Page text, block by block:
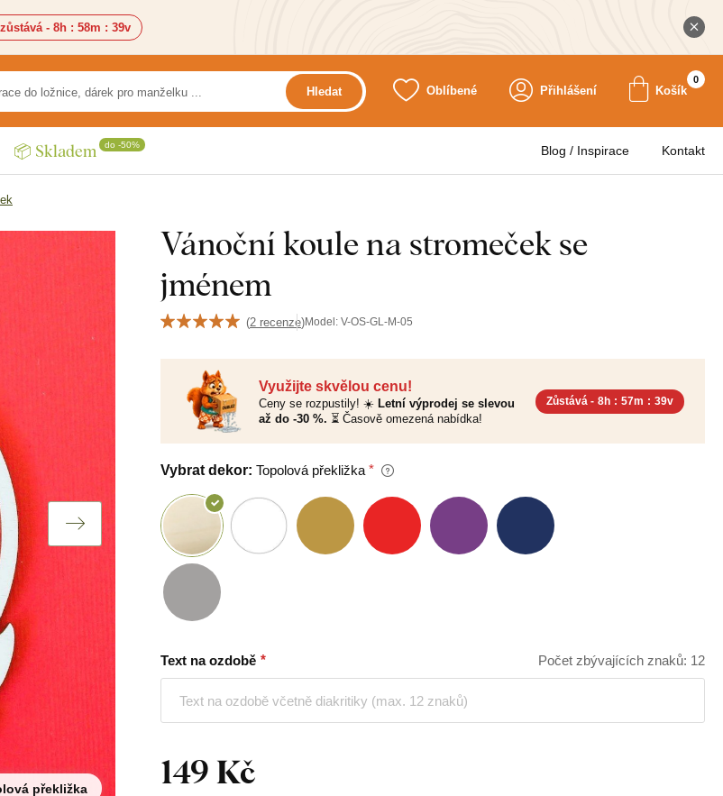
- 8h : 58m : 37v
Hledat Oblíbené Přihlášení Košík
0
📦 Skladem do -50% Blog / Inspirace Kontakt
Vánoční koule na stromeček se
jménem
(2 recenze)Model: V-OS-GL-M-05
překližka
Využijte skvělou cenu!
Ceny se rozpustily! ☀️ Letní výprodej se slevou
až do -30 %. ⏳ Časově omezená nabídka!
Zůstává - 8h : 57m : 38v
Vybrat dekor: Topolová překližka
Text na ozdobě Počet zbývajících znaků: 12
149 Kč